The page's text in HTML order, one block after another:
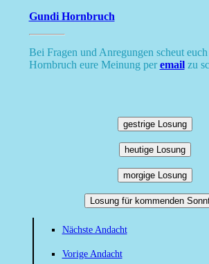
Gundi Hornbruch
Bei Fragen und Anregungen scheut
Hornbruch eure Meinung peremailzu
gestrige Losung
heutige Losung
morgige Losung
Losung für kommenden
Nächste Andacht
Vorige Andacht